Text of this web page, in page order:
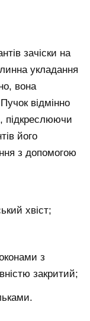
зачіски на
укладання
вона
відмінно
підкреслюючи
його
з допомогою
хвіст;
з
закритий;